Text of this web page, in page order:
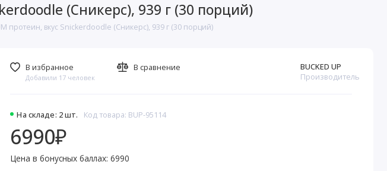
(Сникерс), 939 г (30 порций)
протеин, вкус Snickerdoodle (Сникерс), 939 г (30 порций)
На складе: 2 шт. Код товара: BUP-95114
BUCKED UP
Производитель
6990₽
Цена в бонусных баллах: 6990
В избранное
Добавили 17 человек
В сравнение